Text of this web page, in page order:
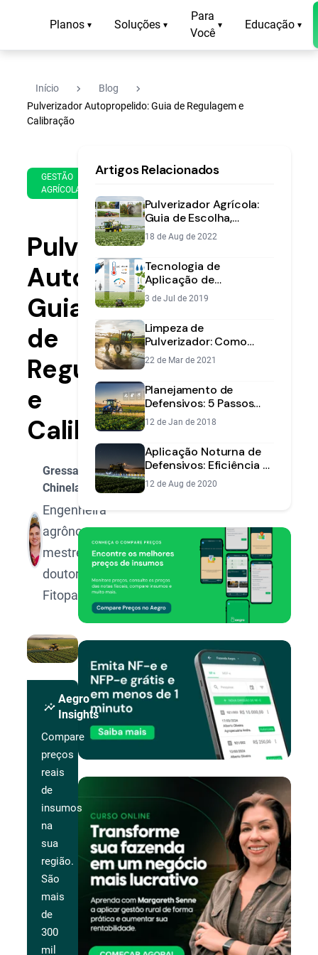
Planos ▾ Soluções ▾
Para
Você
▾ Educação ▾
Início navigate_next Blog navigate_next
Pulverizador Autopropelido: Guia de Regulagem e
Calibração
GESTÃO
AGRÍCOLA
de
de
2018
min
leitura
Pulverizador
Autopropelido:
Guia
de
Regulagem
e
Calibração
Gressa
Chinelato
Engenheira
agrônoma,
mestre e
doutora em
Fitopatologia.
insights
Aegro
Insights
Compare
preços
reais
de
insumos
na
sua
região.
São
mais
de
300
mil
Artigos Relacionados
Pulverizador Agrícola:
Guia de Escolha,
Regulagem e Uso
18 de Aug de 2022
Tecnologia de
Aplicação de
Defensivos: Acerte o
Alvo Sem Desperdício
3 de Jul de 2019
Limpeza de
Pulverizador: Como
Aumentar Vida Útil e
Eficiência
22 de Mar de 2021
Planejamento de
Defensivos: 5 Passos
para Evitar Desperdício
12 de Jan de 2018
Aplicação Noturna de
Defensivos: Eficiência e
Segurança na
Pulverização
12 de Aug de 2020